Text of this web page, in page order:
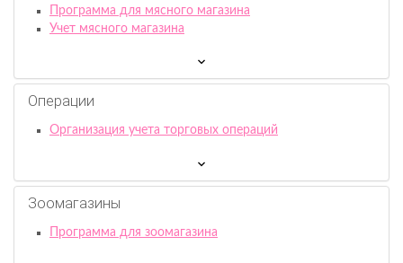
Программа для мясного магазина
Учет мясного магазина
Операции
Организация учета торговых операций
Зоомагазины
Программа для зоомагазина